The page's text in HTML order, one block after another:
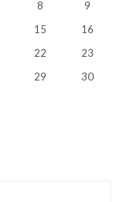
8
9
15
16
22
23
29
30